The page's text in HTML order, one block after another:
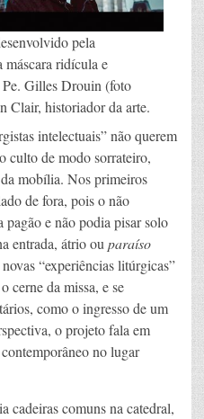
pela
máscara ridícula e
Gilles Drouin (foto
Clair, historiador da arte.
intelectuais” não querem
culto de modo sorrateiro,
mobília. Nos primeiros
de fora, pois o não
e não podia pisar solo
entrada, átrio ouparaíso
“experiências litúrgicas”
cerne da missa, e se
como o ingresso de um
o projeto fala em
no lugar
cadeiras comuns na catedral,